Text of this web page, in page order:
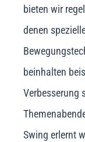
bieten wir
denen
beinhalten
Verbesserung
Swing erlernt